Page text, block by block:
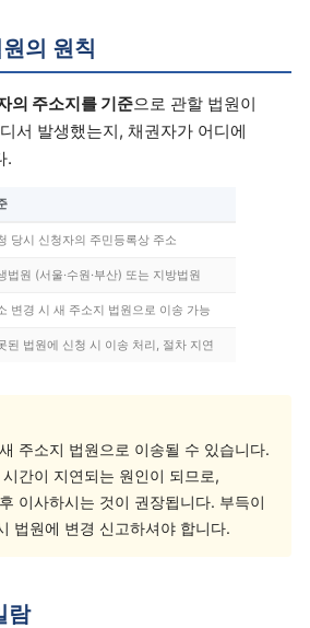
의 원칙
의 주소지를 기준으로 관할 법원이
서 발생했는지, 채권자가 어디에
.
당시 신청자의 주민등록상 주소
법원 (서울·수원·부산) 또는 지방법원
변경 시 새 주소지 법원으로 이송 가능
된 법원에 신청 시 이송 처리, 절차 지연
주소지 법원으로 이송될 수 있습니다.
간이 지연되는 원인이 되므로,
이사하시는 것이 권장됩니다. 부득이
법원에 변경 신고하셔야 합니다.
람